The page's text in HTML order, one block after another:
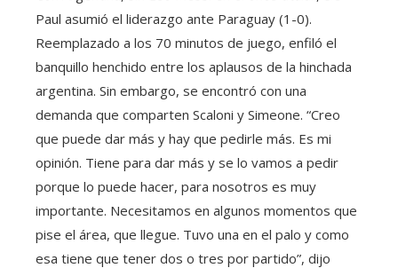
Paul asumió el liderazgo ante Paraguay (1-0).
Reemplazado a los 70 minutos de juego, enfiló el
banquillo henchido entre los aplausos de la hinchada
argentina. Sin embargo, se encontró con una
demanda que comparten Scaloni y Simeone. “Creo
que puede dar más y hay que pedirle más. Es mi
opinión. Tiene para dar más y se lo vamos a pedir
porque lo puede hacer, para nosotros es muy
importante. Necesitamos en algunos momentos que
pise el área, que llegue. Tuvo una en el palo y como
esa tiene que tener dos o tres por partido”, dijo